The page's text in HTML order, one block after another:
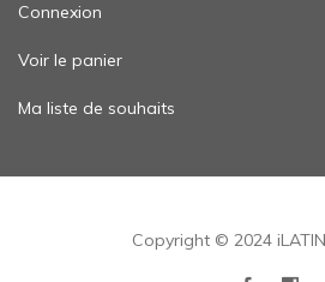
Connexion
Voir le panier
Ma liste de souhaits
Copyright © 2024